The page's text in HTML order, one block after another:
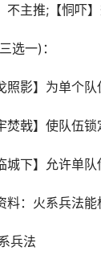
不主推;【恫吓
一)：
】为单个队
】使队伍锁
】允许单队传
火系兵法能极
兵法